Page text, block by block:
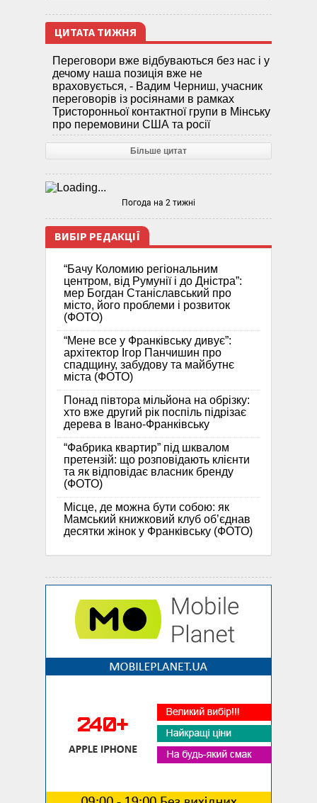
ЦИТАТА ТИЖНЯ
Переговори вже відбуваються без нас і у
дечому наша позиція вже не
враховується, - Вадим Черниш, учасник
переговорів із росіянами в рамках
Тристоронньої контактної групи в Мінську
про перемовини США та росії
Більше цитат
Погода на 2 тижні
ВИБІР РЕДАКЦІЇ
“Бачу Коломию регіональним
центром, від Румунії і до Дністра”:
мер Богдан Станіславський про
місто, його проблеми і розвиток
(ФОТО)
“Мене все у Франківську дивує”:
архітектор Ігор Панчишин про
спадщину, забудову та майбутнє
міста (ФОТО)
Понад півтора мільйона на обрізку:
хто вже другий рік поспіль підрізає
дерева в Івано-Франківську
“Фабрика квартир” під шквалом
претензій: що розповідають клієнти
та як відповідає власник бренду
(ФОТО)
Місце, де можна бути собою: як
Мамський книжковий клуб об’єднав
десятки жінок у Франківську (ФОТО)